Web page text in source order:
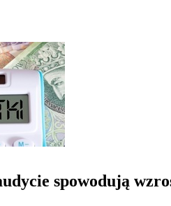
spowodują